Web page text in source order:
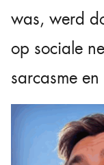
was, werd
op sociale
sarcasme